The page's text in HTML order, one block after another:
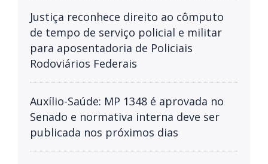
Justiça reconhece direito ao cômputo
de tempo de serviço policial e militar
para aposentadoria de Policiais
Rodoviários Federais
Auxílio-Saúde: MP 1348 é aprovada no
Senado e normativa interna deve ser
publicada nos próximos dias